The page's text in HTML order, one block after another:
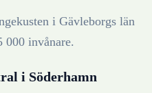
i Gävleborgs län
000 invånare.
i Söderhamn